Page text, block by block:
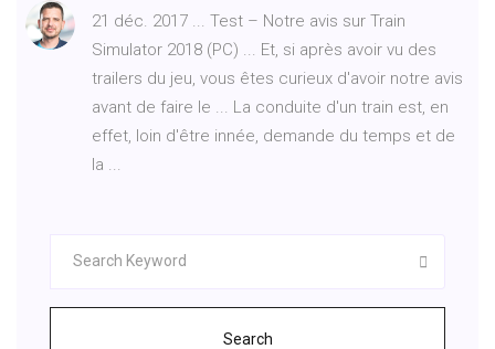
21 déc. 2017 ... Test – Notre avis sur Train
Simulator 2018 (PC) ... Et, si après avoir vu des
trailers du jeu, vous êtes curieux d'avoir notre avis
avant de faire le ... La conduite d'un train est, en
effet, loin d'être innée, demande du temps et de
la ...
Search